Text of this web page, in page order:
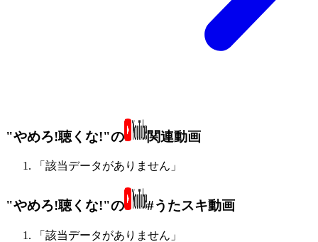
"やめろ!聴くな!"の 関連動画
「該当データがありません」
"やめろ!聴くな!"の #うたスキ動画
「該当データがありません」